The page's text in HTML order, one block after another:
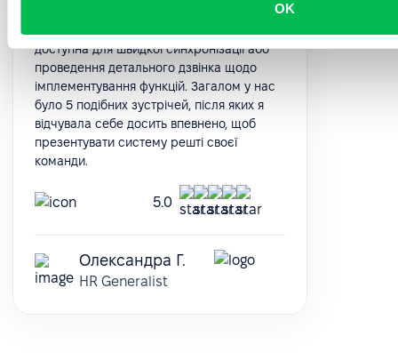
OK
інтуїтивно та зрозуміло, але навіть попри
доступна для швидкої синхронізації або
проведення детального дзвінка щодо
імплементування функцій. Загалом у нас
було 5 подібних зустрічей, після яких я
відчувала себе досить впевнено, щоб
презентувати систему решті своєї
команди.
5.0
Олександра Г.
HR Generalist